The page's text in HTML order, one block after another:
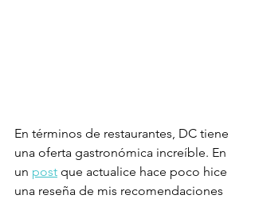
En términos de restaurantes, DC tiene
una oferta gastronómica increíble. En
un post que actualice hace poco hice
una reseña de mis recomendaciones